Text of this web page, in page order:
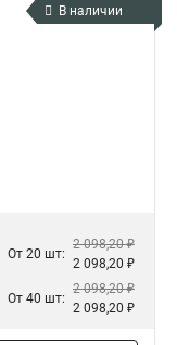
В наличии
От 20 шт:
2 098,20 ₽
2 098,20 ₽
От 40 шт:
2 098,20 ₽
2 098,20 ₽